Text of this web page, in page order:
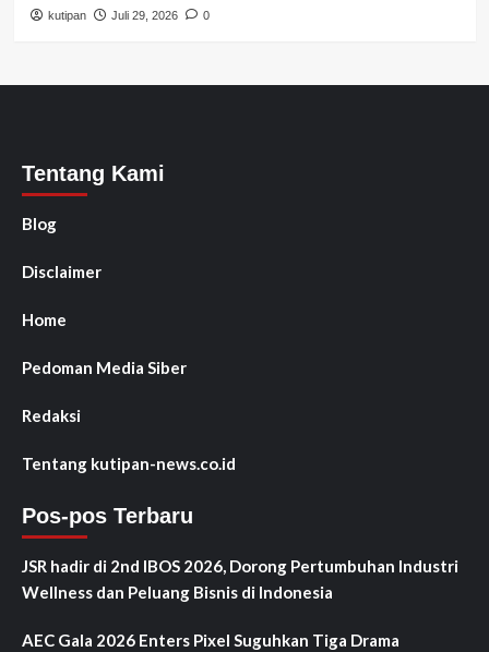
kutipan Juli 29, 2026 0
Tentang Kami
Blog
Disclaimer
Home
Pedoman Media Siber
Redaksi
Tentang kutipan-news.co.id
Pos-pos Terbaru
JSR hadir di 2nd IBOS 2026, Dorong Pertumbuhan Industri
Wellness dan Peluang Bisnis di Indonesia
AEC Gala 2026 Enters Pixel Suguhkan Tiga Drama